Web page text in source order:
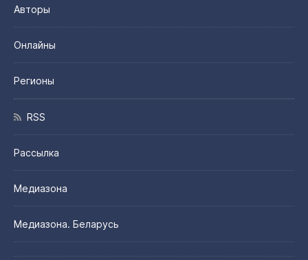
Авторы
Онлайны
Регионы
RSS
Рассылка
Медиазона
Медиазона. Беларусь